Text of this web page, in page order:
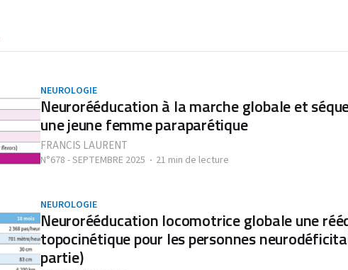
NEUROLOGIE
Neurorééducation à la marche globale et
une jeune femme paraparétique
FRANCIS LAURENT
N°678 - SEPTEMBRE 2025 21 min de lecture
NEUROLOGIE
Neurorééducation locomotrice globale une
topocinétique pour les personnes
partie)